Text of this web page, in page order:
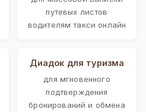
путевых листов
водителям такси онлайн
Диадок для туризма
для мгновенного
подтверждения
бронирований и обмена